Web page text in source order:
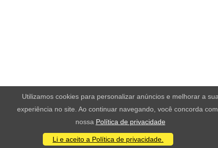
Utilizamos cookies para personalizar anúncios e melhorar a
experiência no site. Ao continuar navegando, você concorda
nossa Política de privacidade
Li e aceito a Política de privacidade.